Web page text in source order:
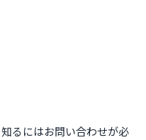
るにはお問い合わせが必